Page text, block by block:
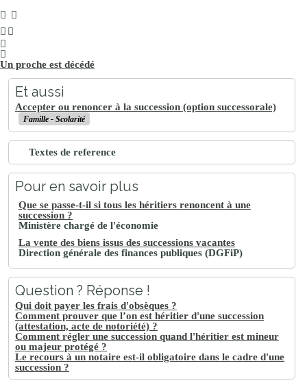
Un proche est décédé
Et aussi
Accepter ou renoncer à la succession (option successorale)
Famille - Scolarité
Textes de reference
Pour en savoir plus
Que se passe-t-il si tous les héritiers renoncent à une
succession ?
Ministère chargé de l'économie
La vente des biens issus des successions vacantes
Direction générale des finances publiques (DGFiP)
Question ? Réponse !
Qui doit payer les frais d'obsèques ?
Comment prouver que l’on est héritier d'une succession
(attestation, acte de notoriété) ?
Comment régler une succession quand l'héritier est mineur
ou majeur protégé ?
Le recours à un notaire est-il obligatoire dans le cadre d'une
succession ?